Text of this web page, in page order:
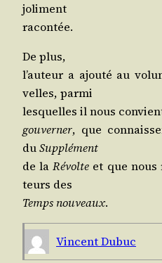
joliment
racontée.
De plus,
l’auteur a ajou­té au
velles, parmi
les­quelles il nous
gou­ver­ner, que
duSup­plé­ment
de laRévolte et que
teurs des
Temps nou­veaux.
Vincent Dubuc